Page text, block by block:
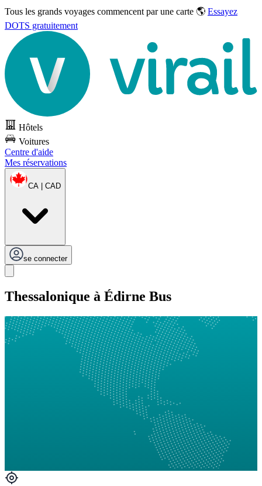
Tous les grands voyages commencent par une carte 🌎 Essayez
DOTS gratuitement
Hôtels
Voitures
Centre d'aide
Mes réservations
CA | CAD
se connecter
Thessalonique à Édirne Bus